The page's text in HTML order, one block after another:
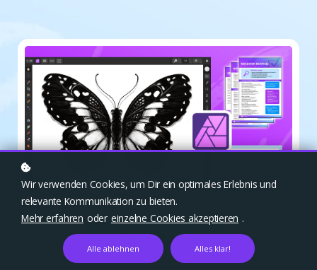
Zum Kurs gehen
Wir verwenden Cookies, um Dir ein optimales Erlebnis und
relevante Kommunikation zu bieten.
Mehr erfahren oder einzelne Cookies akzeptieren .
Alle ablehnen Alles klar!